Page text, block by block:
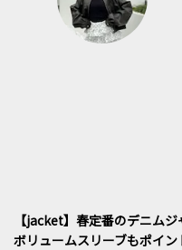
【jacket】春定番のデニム
ボリュームスリーブもポイ